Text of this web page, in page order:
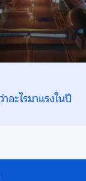
าอะไรมาแรงในปี